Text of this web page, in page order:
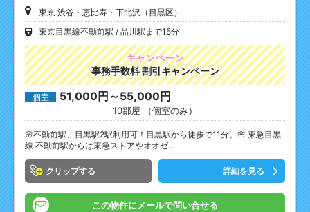
東京 渋谷・恵比寿・下北沢（目黒区）
東京目黒線不動前駅
品川駅まで15分
キャンペーン
事務手数料 割引キャンペーン
個室 51,000円～55,000円
10部屋 （個室のみ）
🌸不動前駅、目黒駅2駅利用可！目黒駅から徒歩で11分。🌸 東急目黒
線 不動前駅からは東急ストアやオオゼ…
クリップ 詳細を見る
この物件にメールで問い合せる